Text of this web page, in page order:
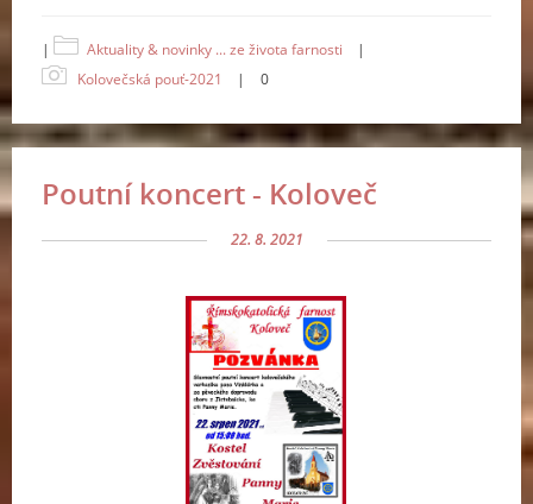
| Aktuality & novinky ... ze života farnosti
|
Kolovečská pouť-2021
| 0
Poutní koncert - Koloveč
22. 8. 2021